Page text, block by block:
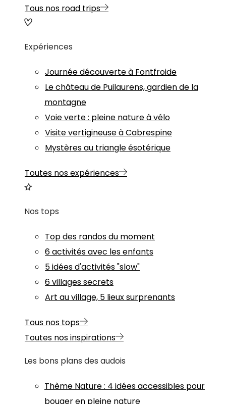
Tous nos road trips
Expériences
Journée découverte à Fontfroide
Le château de Puilaurens, gardien de la
montagne
Voie verte : pleine nature à vélo
Visite vertigineuse à Cabrespine
Mystères au triangle ésotérique
Toutes nos expériences
Nos tops
Top des randos du moment
6 activités avec les enfants
5 idées d'activités "slow"
6 villages secrets
Art au village, 5 lieux surprenants
Tous nos tops
Toutes nos inspirations
Les bons plans des audois
Thème Nature: 4 idées accessibles pour
bouger en pleine nature